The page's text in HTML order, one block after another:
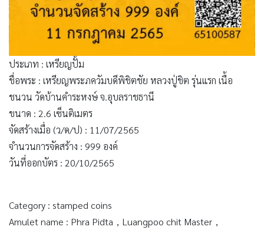
ประเภท : เหรียญปั้ม
ชื่อพระ : เหรียญพระภควัมบดีพิชิตชัย หลวงปู่ชิต รุ่นแรก เนื้อ
ชนวน วัดบ้านคำระหงษ์ จ.อุบลราชธานี
ขนาด : 2.6 เซ็นติเมตร
จัดสร้างเมื่อ (ว/ด/ป) : 11/07/2565
จำนวนการจัดสร้าง : 999 องค์
วันที่ออกบัตร : 20/10/2565
Category : stamped coins
Amulet name : Phra Pidta，Luangpoo chit Master，